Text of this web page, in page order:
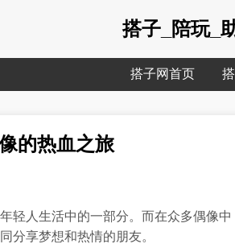
搭子_陪玩_
搭子网首页
的热血之旅
轻人生活中的一部分。而在众多偶像
分享梦想和热情的朋友。